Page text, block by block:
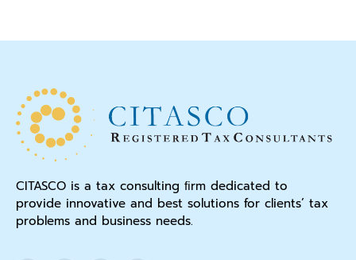
CITASCO is a tax consulting ﬁrm dedicated to
provide innovative and best solutions for clients’ tax
problems and business needs.